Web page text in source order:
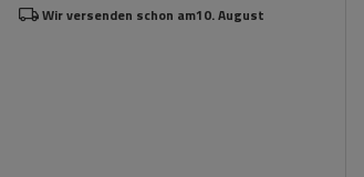
Wir versenden schon am10. August